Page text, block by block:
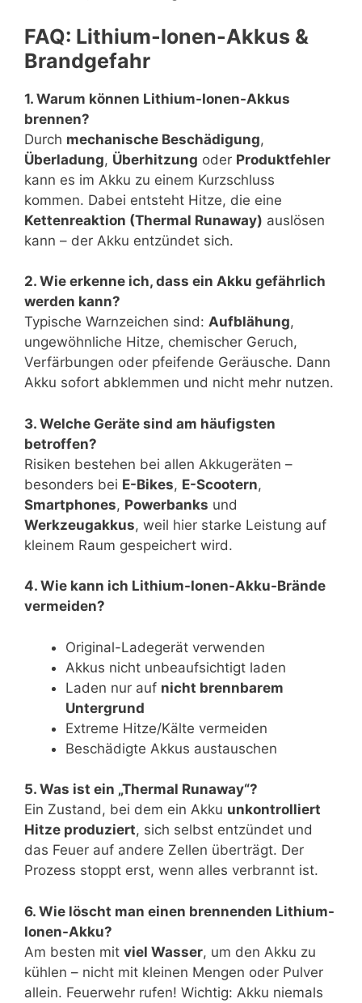
FAQ: Lithium-Ionen-Akkus &
Brandgefahr
1. Warum können Lithium-Ionen-Akkus
brennen?
Durch mechanische Beschädigung,
Überladung, Überhitzung oder Produktfehler
kann es im Akku zu einem Kurzschluss
kommen. Dabei entsteht Hitze, die eine
Kettenreaktion (Thermal Runaway) auslösen
kann – der Akku entzündet sich.
2. Wie erkenne ich, dass ein Akku gefährlich
werden kann?
Typische Warnzeichen sind: Aufblähung,
ungewöhnliche Hitze, chemischer Geruch,
Verfärbungen oder pfeifende Geräusche. Dann
Akku sofort abklemmen und nicht mehr nutzen.
3. Welche Geräte sind am häufigsten
betroffen?
Risiken bestehen bei allen Akkugeräten –
besonders bei E-Bikes, E-Scootern,
Smartphones, Powerbanks und
Werkzeugakkus, weil hier starke Leistung auf
kleinem Raum gespeichert wird.
4. Wie kann ich Lithium-Ionen-Akku-Brände
vermeiden?
Original-Ladegerät verwenden
Akkus nicht unbeaufsichtigt laden
Laden nur auf nicht brennbarem
Untergrund
Extreme Hitze/Kälte vermeiden
Beschädigte Akkus austauschen
5. Was ist ein „Thermal Runaway“?
Ein Zustand, bei dem ein Akku unkontrolliert
Hitze produziert, sich selbst entzündet und
das Feuer auf andere Zellen überträgt. Der
Prozess stoppt erst, wenn alles verbrannt ist.
6. Wie löscht man einen brennenden Lithium-
Ionen-Akku?
Am besten mit viel Wasser, um den Akku zu
kühlen – nicht mit kleinen Mengen oder Pulver
allein. Feuerwehr rufen! Wichtig: Akku niemals